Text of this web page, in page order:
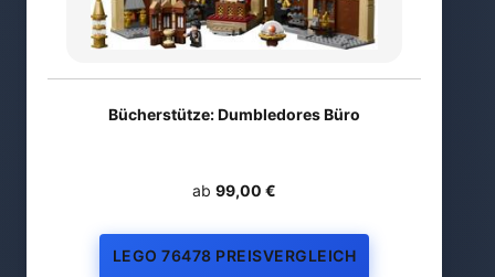
Bücherstütze: Dumbledores Büro
ab 99,00 €
LEGO 76478 PREISVERGLEICH